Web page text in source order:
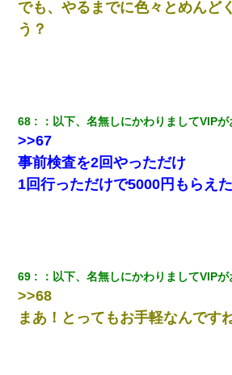
でも、やるまでに色々とめんど
う？
68 ： 以下、名無しにかわりましてVIP
>>67
事前検査を2回やっただけ
1回行っただけで5000円もらえた
69 ： 以下、名無しにかわりましてVIP
>>68
まあ！とってもお手軽なんです